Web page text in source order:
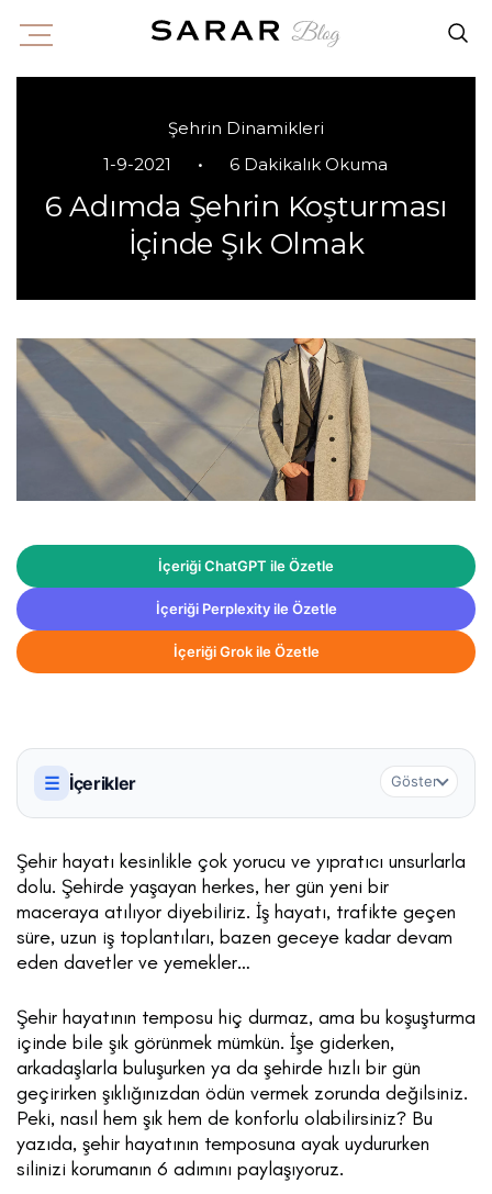
Şehrin Dinamikleri
1-9-2021
• 6 Dakikalık Okuma
6 Adımda Şehrin Koşturması
İçinde Şık Olmak
İçeriği ChatGPT ile Özetle
İçeriği Perplexity ile Özetle
İçeriği Grok ile Özetle
☰ İçerikler Göster
Şehir hayatı kesinlikle çok yorucu ve yıpratıcı unsurlarla
dolu. Şehirde yaşayan herkes, her gün yeni bir
maceraya atılıyor diyebiliriz. İş hayatı, trafikte geçen
süre, uzun iş toplantıları, bazen geceye kadar devam
eden davetler ve yemekler…
Şehir hayatının temposu hiç durmaz, ama bu koşuşturma
içinde bile şık görünmek mümkün. İşe giderken,
arkadaşlarla buluşurken ya da şehirde hızlı bir gün
geçirirken şıklığınızdan ödün vermek zorunda değilsiniz.
Peki, nasıl hem şık hem de konforlu olabilirsiniz? Bu
yazıda, şehir hayatının temposuna ayak uydururken
silinizi korumanın 6 adımını paylaşıyoruz.